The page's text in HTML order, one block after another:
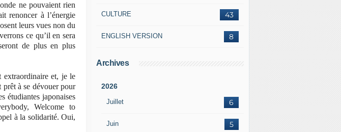
ne pouvaient rien
renoncer à l’énergie
leurs vues non du
ce qu’il en sera
de plus en plus
et, je le
prêt à se dévouer pour
étudiantes japonaises
Welcome to
à la solidarité. Oui,
43
CULTURE
8
ENGLISH VERSION
Archives
2026
Juillet 6
Juin 5